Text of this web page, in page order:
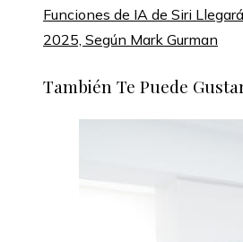
Funciones de IA de Siri
2025, Según Mark Gurman
También Te Puede